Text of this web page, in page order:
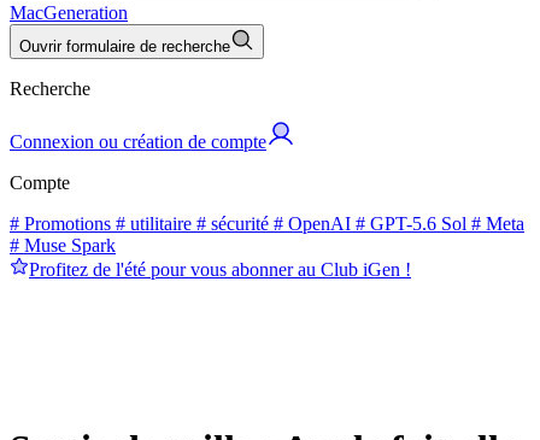
MacGeneration
Ouvrir formulaire de recherche
Recherche
Connexion ou création de compte
Compte
# Promotions # utilitaire # sécurité # OpenAI # GPT-5.6 Sol # Meta
# Muse Spark
Profitez de l'été pour vous abonner au Club iGen !